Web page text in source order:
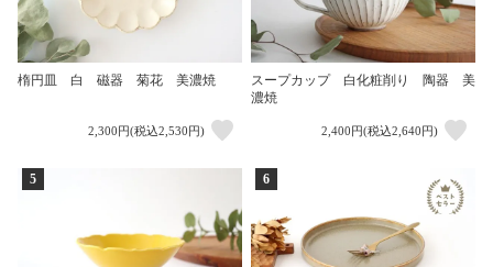
楕円皿 白 磁器 菊花 美濃焼
2,300円(税込2,530円)
スープカップ 白化粧削り 陶器 美
濃焼
2,400円(税込2,640円)
5 6